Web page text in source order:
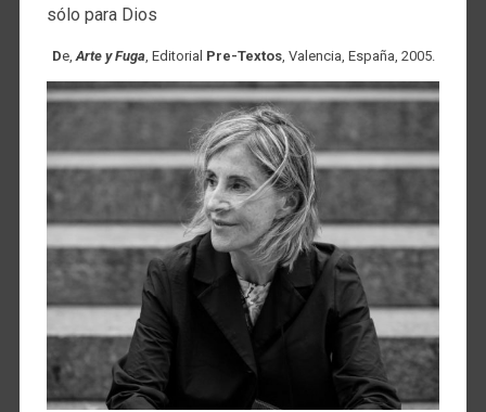
sólo para Dios
De,Arte y Fuga, Editorial Pre-Textos, Valencia, España, 2005.